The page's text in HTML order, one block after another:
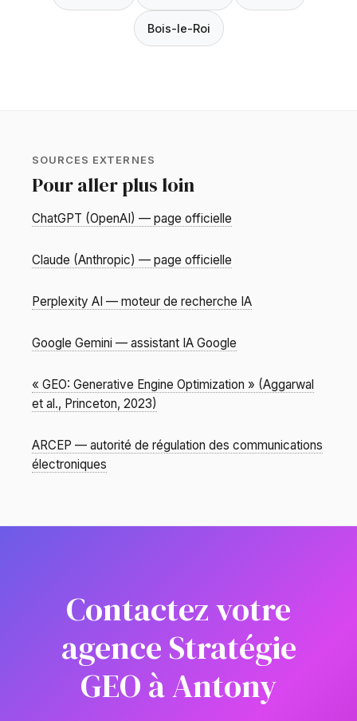
Bois-le-Roi
SOURCES EXTERNES
Pour aller plus loin
ChatGPT (OpenAI) — page officielle
Claude (Anthropic) — page officielle
Perplexity AI — moteur de recherche IA
Google Gemini — assistant IA Google
« GEO: Generative Engine Optimization » (Aggarwal
et al., Princeton, 2023)
ARCEP — autorité de régulation des communications
électroniques
Contactez votre
agence Stratégie
GEO à Antony